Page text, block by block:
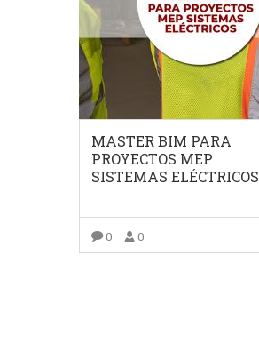
MASTER BIM PARA
PROYECTOS MEP
SISTEMAS ELÉCTRICOS
0 0